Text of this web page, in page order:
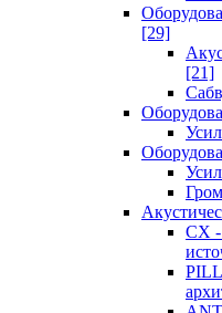
[29]
[21]
CX -